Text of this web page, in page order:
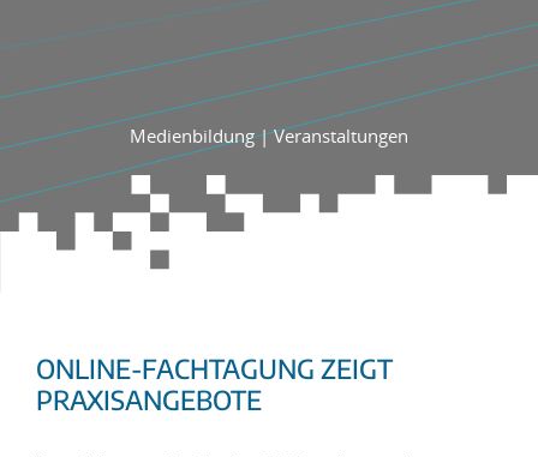
Medienbildung|Veranstaltungen
ONLINE-FACHTAGUNG ZEIGT
PRAXISANGEBOTE